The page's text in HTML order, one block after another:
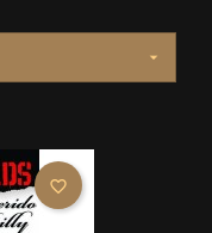

favorite_border